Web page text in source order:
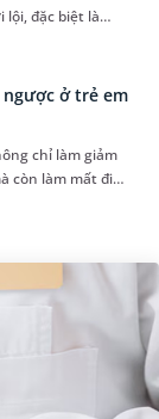
đặc biệt là
bơi ở những
ở trẻ em
chỉ làm giảm
còn làm mất đi
cần khắc